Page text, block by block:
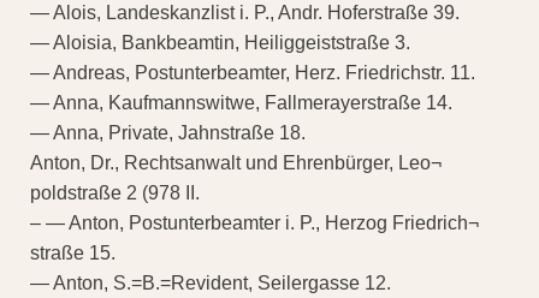
— Alois, Landeskanzlist i. P., Andr. Hoferstraße 39.
— Aloisia, Bankbeamtin, Heiliggeiststraße 3.
— Andreas, Postunterbeamter, Herz. Friedrichstr. 11.
— Anna, Kaufmannswitwe, Fallmerayerstraße 14.
— Anna, Private, Jahnstraße 18.
Anton, Dr., Rechtsanwalt und Ehrenbürger, Leo¬
poldstraße 2 (978 II.
– — Anton, Postunterbeamter i. P., Herzog Friedrich¬
straße 15.
— Anton, S.=B.=Revident, Seilergasse 12.